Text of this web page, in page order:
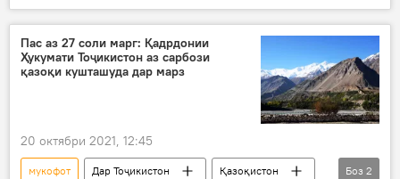
ВУХ-и Тоҷикистон
Сироҷиддин Муҳриддин
Пас аз 27 соли марг: Қадрдонии
Ҳукумати Тоҷикистон аз сарбози
қазоқи кушташуда дар марз
20 октябри 2021, 12:45
мукофот Дар Тоҷикистон
Қазоқистон
Боз 2